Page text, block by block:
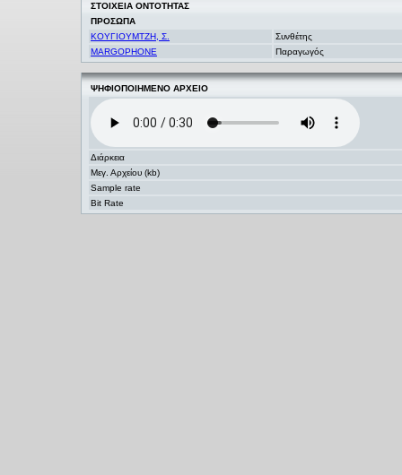
ΣΤΟΙΧΕΙΑ ΟΝΤΟΤΗΤΑΣ
ΠΡΟΣΩΠΑ
ΚΟΥΓΙΟΥΜΤΖΗ, Σ.
Συνθέτης
MARGOPHONE
Παραγωγός
ΨΗΦΙΟΠΟΙΗΜΕΝΟ ΑΡΧΕΙΟ
Διάρκεια
Μεγ. Αρχείου (kb)
Sample rate
Bit Rate